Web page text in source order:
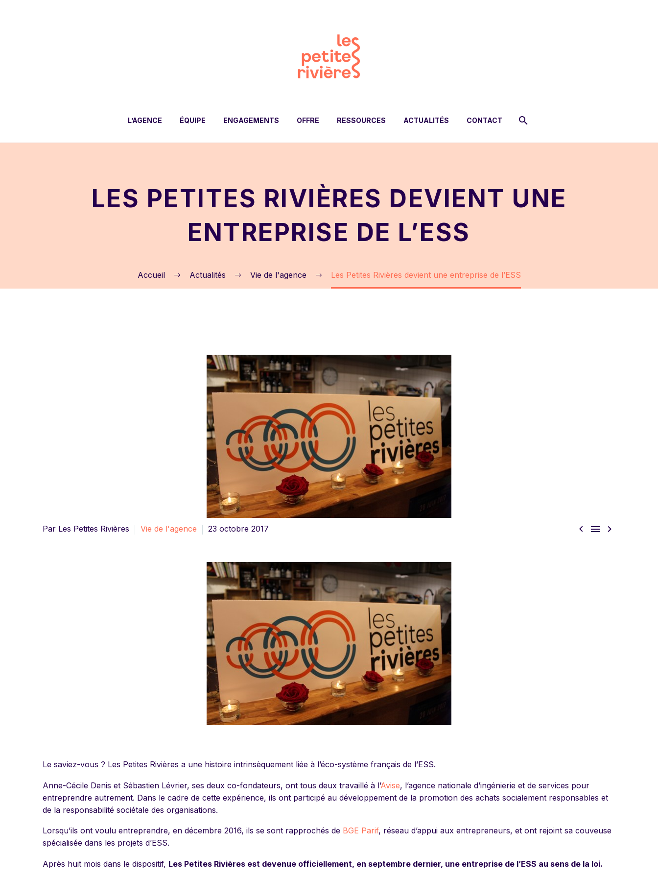
L’AGENCE ÉQUIPE ENGAGEMENTS OFFRE RESSOURCES ACTUALITÉS CONTACT
LES PETITES RIVIÈRES DEVIENT UNE
ENTREPRISE DE L’ESS
Accueil Actualités Vie de l'agence Les Petites Rivières devient une entreprise de l’ESS
  
Par Les Petites Rivières Vie de l'agence 23 octobre 2017
Le saviez-vous ? Les Petites Rivières a une histoire intrinsèquement liée à l’éco-système français de l’ESS.
Anne-Cécile Denis et Sébastien Lévrier, ses deux co-fondateurs, ont tous deux travaillé à l’Avise, l’agence nationale d’ingénierie et de services pour
entreprendre autrement. Dans le cadre de cette expérience, ils ont participé au développement de la promotion des achats socialement responsables et
de la responsabilité sociétale des organisations.
Lorsqu’ils ont voulu entreprendre, en décembre 2016, ils se sont rapprochés de BGE Parif, réseau d’appui aux entrepreneurs, et ont rejoint sa couveuse
spécialisée dans les projets d’ESS.
Après huit mois dans le dispositif, Les Petites Rivières est devenue officiellement, en septembre dernier, une entreprise de l’ESS au sens de la loi.